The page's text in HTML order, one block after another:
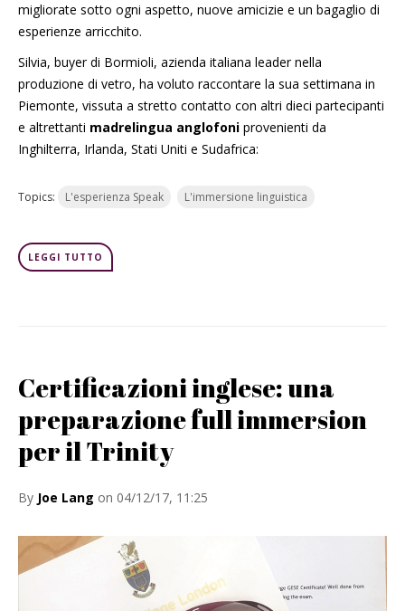
migliorate sotto ogni aspetto, nuove amicizie e un bagaglio di
esperienze arricchito.
Silvia, buyer di Bormioli, azienda italiana leader nella
produzione di vetro, ha voluto raccontare la sua settimana in
Piemonte, vissuta a stretto contatto con altri dieci partecipanti
e altrettanti madrelingua anglofoni provenienti da
Inghilterra, Irlanda, Stati Uniti e Sudafrica:
Topics: L'esperienza Speak L'immersione linguistica
LEGGI TUTTO
Certificazioni inglese: una
preparazione full immersion
per il Trinity
By Joe Lang on 04/12/17, 11:25